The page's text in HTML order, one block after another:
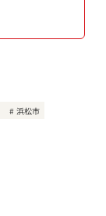
浜松市